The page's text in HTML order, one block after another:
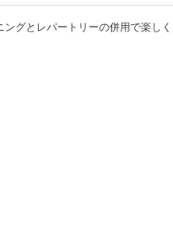
グとレパートリーの併用で楽し